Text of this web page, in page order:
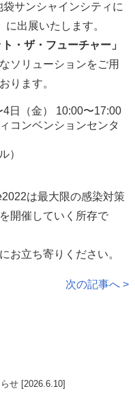
レ
ー
ド
ー
ト
ン
ロ
ー
社
サンシャインシティに
に出展いたします。
ト・ザ・フューチャー」
ソリューションをご用
ります。
日（金） 10:00〜17:00
コンベンションセンタ
）
は最大限の感染対策
開催していく所存で
お立ち寄りください。
次の記事へ >
せ [2026.6.10]